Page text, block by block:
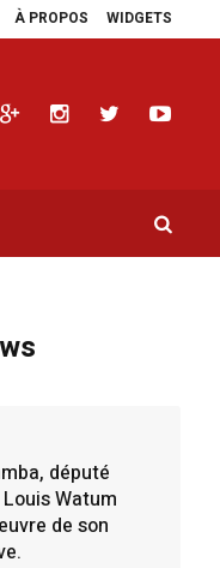
À PROPOS WIDGETS
: à Johannesburg, Aimé
député
Watum
de son